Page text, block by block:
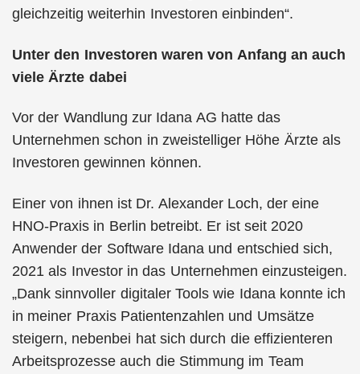
gleichzeitig weiterhin Investoren einbinden“.
Unter den Investoren waren von Anfang an auch
viele Ärzte dabei
Vor der Wandlung zur Idana AG hatte das
Unternehmen schon in zweistelliger Höhe Ärzte als
Investoren gewinnen können.
Einer von ihnen ist Dr. Alexander Loch, der eine
HNO-Praxis in Berlin betreibt. Er ist seit 2020
Anwender der Software Idana und entschied sich,
2021 als Investor in das Unternehmen einzusteigen.
„Dank sinnvoller digitaler Tools wie Idana konnte ich
in meiner Praxis Patientenzahlen und Umsätze
steigern, nebenbei hat sich durch die effizienteren
Arbeitsprozesse auch die Stimmung im Team